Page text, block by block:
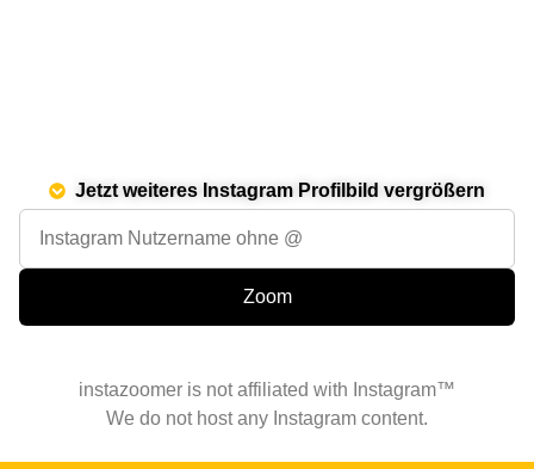
Jetzt weiteres Instagram Profilbild vergrößern
instazoomer is not affiliated with Instagram™
We do not host any Instagram content.